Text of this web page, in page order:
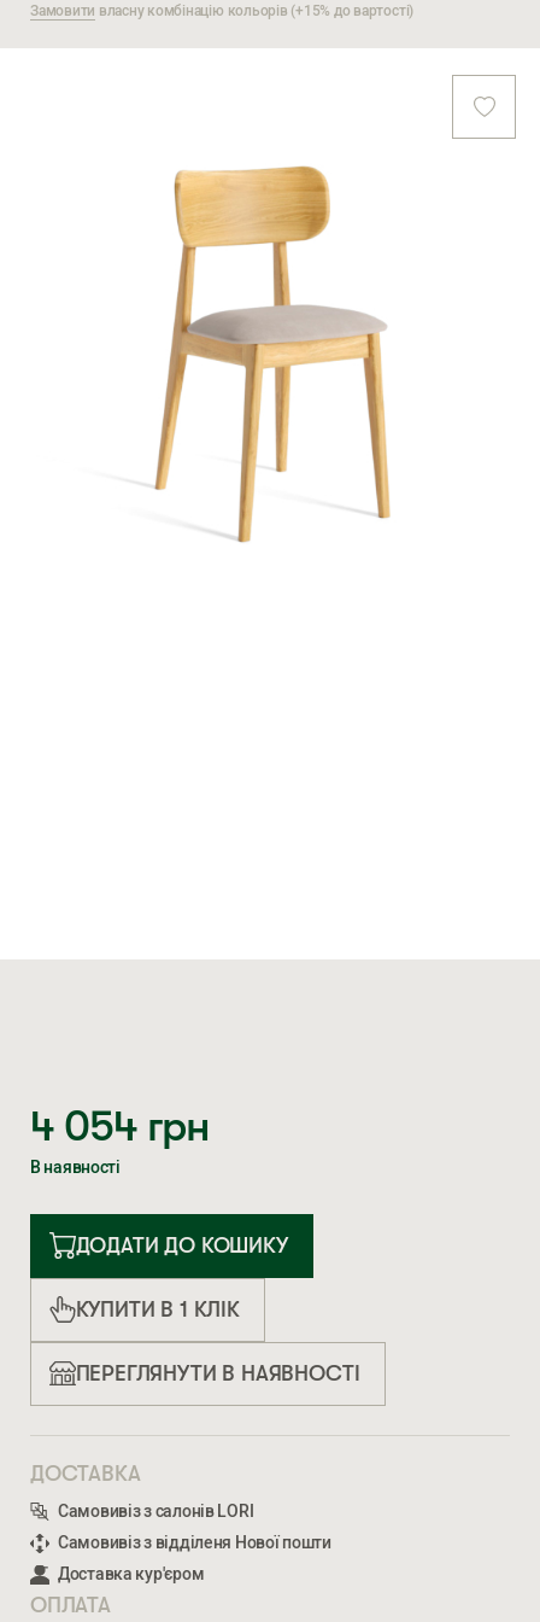
Замовити власну комбінацію кольорів (+15% до вартості)
4 054 грн
В наявності
ДОДАТИ ДО КОШИКУ
КУПИТИ В 1 КЛІК
ПЕРЕГЛЯНУТИ В НАЯВНОСТІ
ДОСТАВКА
Самовивіз з салонів LORI
Самовивіз з відділеня Нової пошти
Доставка кур'єром
ОПЛАТА